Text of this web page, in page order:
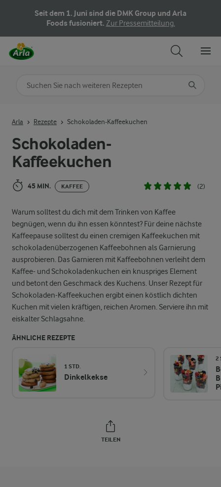
Seit dem 1. Juni sind die DMK Group und Arla
Foods fusioniert. Zur Pressemitteilung.
Schokoladen-
Kaffeekuchen
45 MIN. KAFFEE (2)
Warum solltest du dich mit dem Trinken von Kaffee
begnügen, wenn du ihn essen könntest? Für deine nächste
Kaffeepause solltest du einen cremigen Kaffeekuchen mit
schokoladenüberzogenen Kaffeebohnen als Garnierung
ausprobieren. Das Garnieren mit Kaffeebohnen verleiht dem
Kaffee- und Schokoladenkuchen ein knuspriges Element
und betont den Geschmack des Kuchens. Unser Rezept für
Schokoladen-Kaffeekuchen ergibt einen köstlich dichten
Kuchen mit vielen kräftigen, reichen Aromen. Serviere ihn mit
eiskalter Schlagsahne.
ÄHNLICHE REZEPTE
1 STD.
Dinkelkekse
2
TEILEN
Arla Rezepte Schokoladen-Kaffeekuchen
Nach Kategorie suchen